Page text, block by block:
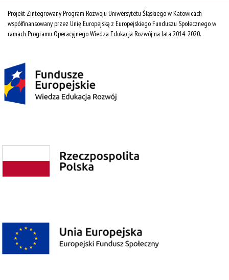
Projekt Zintegrowany Program Rozwoju Uniwersytetu Śląskiego w Katowicach
współfinansowany przez Unię Europejską z Europejskiego Funduszu Społecznego w
ramach Programu Operacyjnego Wiedza Edukacja Rozwój na lata 2014˗2020.